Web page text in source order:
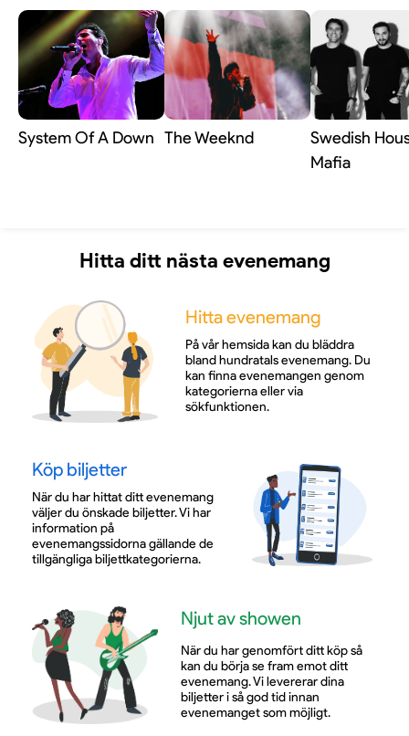
System Of A Down The Weeknd
Swedish
Mafia
Hitta ditt nästa evenemang
Hitta evenemang
På vår hemsida kan du bläddra
bland hundratals evenemang. Du
kan finna evenemangen genom
kategorierna eller via
sökfunktionen.
Köp biljetter
När du har hittat ditt evenemang
väljer du önskade biljetter. Vi har
information på
evenemangssidorna gällande de
tillgängliga biljettkategorierna.
Njut av showen
När du har genomfört ditt köp så
kan du börja se fram emot ditt
evenemang. Vi levererar dina
biljetter i så god tid innan
evenemanget som möjligt.